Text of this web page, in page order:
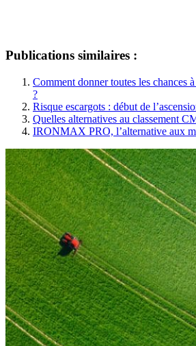
Publications similaires :
Comment donner toutes les chances
?
Risque escargots : début de
Quelles alternatives au classement
IRONMAX PRO, l’alternative aux